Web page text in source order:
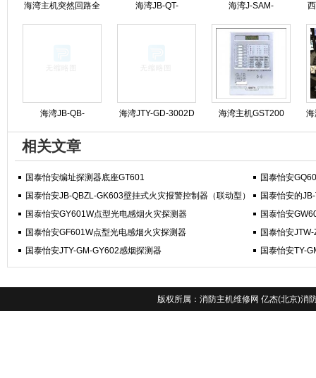
海湾主机突然回路全
线报警可能是什么原
海湾JB-QT-
GST9000H火灾报警
海湾J-SAM-
GST9116火灾报警按
钮修理
海湾JB-QB-
GST5000消防主机操
作步骤规程
海湾JTY-GD-3002D
烟感维护保养
海湾主机GST200
GST500 GST5000
相关文章
国泰怡安编址探测器底座GT601
国泰怡安
国泰怡安JB-QBZL-GK603壁挂式火灾报警控制器（联动型）
国泰怡安的
国泰怡安GY601W点型光电感烟火灾探测器
国泰怡安
国泰怡安GF601W点型光电感烟火灾探测器
国泰怡安
国泰怡安JTY-GM-GY602感烟探测器
国泰怡安TY-
版权所属： 消防主机维修网 亿杰(北京)消